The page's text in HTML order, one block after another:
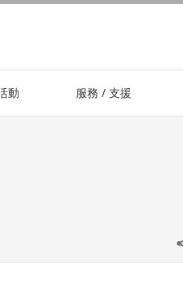
動 服務 / 支援